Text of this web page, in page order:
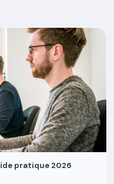
pratique 2026